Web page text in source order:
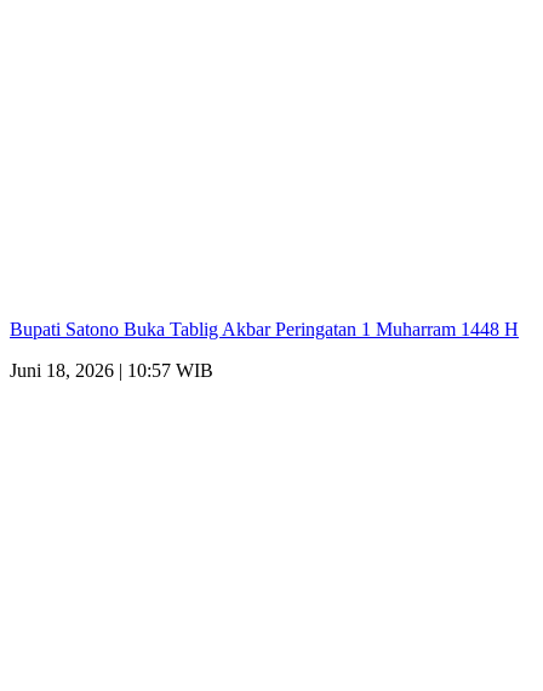
Bupati Satono Buka Tablig Akbar Peringatan 1 Muharram 1448 H
Juni 18, 2026 | 10:57 WIB